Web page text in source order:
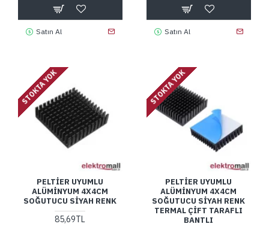
Satın Al Satın Al
STOKTA YOK
PELTIER UYUMLU
ALÜMINYUM 4X4CM
SOĞUTUCU SIYAH RENK
85,69TL
STOKTA YOK
PELTIER UYUMLU
ALÜMINYUM 4X4CM
SOĞUTUCU SIYAH RENK
TERMAL ÇIFT TARAFLI
BANTLI